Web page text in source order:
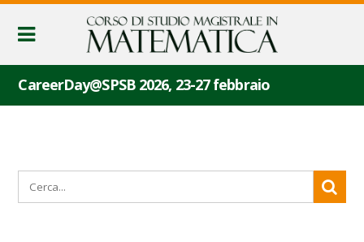
CareerDay@SPSB 2026, 23-27 febbraio